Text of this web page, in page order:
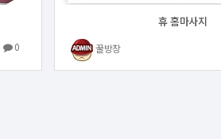
0
휴 홈마사지
꿀방장